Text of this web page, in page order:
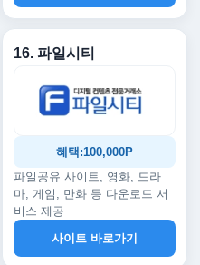
16. 파일시티
혜택:100,000P
파일공유 사이트, 영화, 드라
마, 게임, 만화 등 다운로드 서
비스 제공
사이트 바로가기